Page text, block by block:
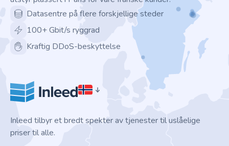
Datasentre på flere forskjellige steder
100+ Gbit/s ryggrad
Kraftig DDoS-beskyttelse
Inleed tilbyr et bredt spekter av tjenester til uslåelige
priser til alle.